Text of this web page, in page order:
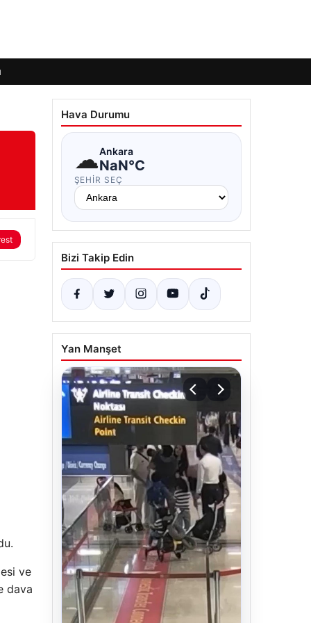
ve
dava
Hava Durumu
☁Ankara
NaN°C
ŞEHIR SEÇ
Bizi Takip Edin
Yan Manşet